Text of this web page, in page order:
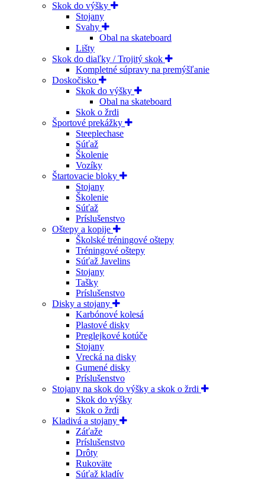
Skok do výšky
Stojany
Svahy
Obal na skateboard
Lišty
Skok do diaľky / Trojitý skok
Kompletné súpravy na premýšľanie
Doskočisko
Skok do výšky
Obal na skateboard
Skok o žrdi
Športové prekážky
Steeplechase
Súťaž
Školenie
Vozíky
Štartovacie bloky
Stojany
Školenie
Súťaž
Príslušenstvo
Oštepy a kopije
Školské tréningové oštepy
Tréningové oštepy
Súťaž Javelins
Stojany
Tašky
Príslušenstvo
Disky a stojany
Karbónové kolesá
Plastové disky
Preglejkové kotúče
Stojany
Vrecká na disky
Gumené disky
Príslušenstvo
Stojany na skok do výšky a skok o žrdi
Skok do výšky
Skok o žrdi
Kladivá a stojany
Záťaže
Príslušenstvo
Drôty
Rukoväte
Súťaž kladív